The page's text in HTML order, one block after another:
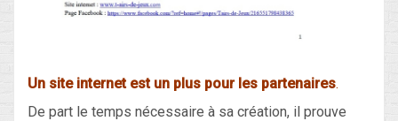
Un site internet est un plus pour les partenaires.
De part le temps nécessaire à sa création, il prouve